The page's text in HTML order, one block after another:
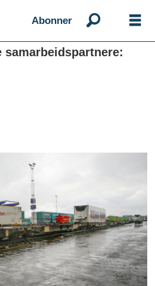
Abonner
samarbeidspartnere: